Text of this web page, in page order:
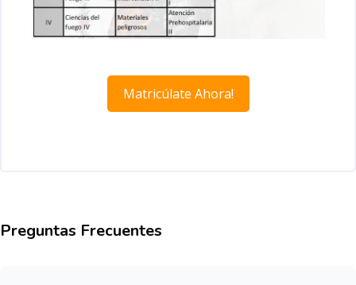
Matricúlate Ahora!
Salta [Cocoon] Accordion
Preguntas Frecuentes